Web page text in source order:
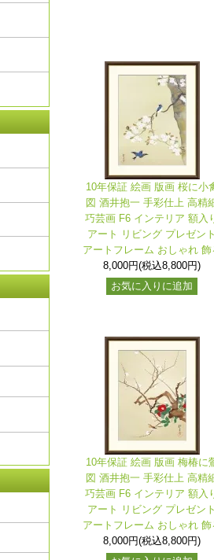
10年保証 絵画 版画 桜に小
図 酒井抱一 手彩仕上 高精
巧芸画 F6 インテリア 額入
アート リビング プレゼント
アートフレーム おしゃれ 飾
8,000円(税込8,800円)
お気に入りに追加
10年保証 絵画 版画 梅椿に
図 酒井抱一 手彩仕上 高精
巧芸画 F6 インテリア 額入
アート リビング プレゼント
アートフレーム おしゃれ 飾
8,000円(税込8,800円)